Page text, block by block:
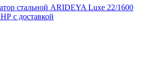
стальной ARIDEYA Luxe 22/1600
с доставкой